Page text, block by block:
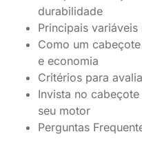
durabilidade
Principais
Como um
e economia
Critérios para
Invista no
seu motor
Perguntas